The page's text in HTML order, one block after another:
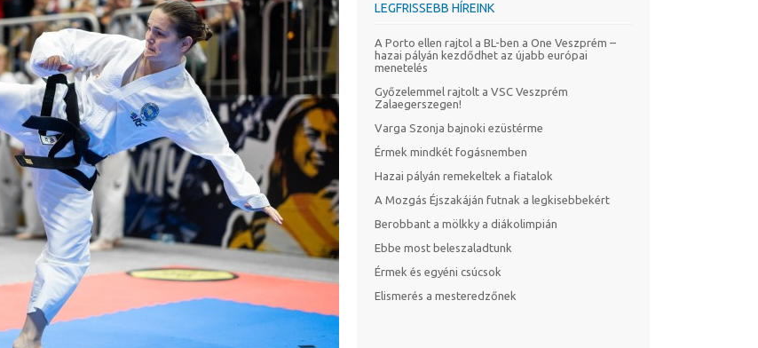
LEGFRISSEBB HÍREINK
A Porto ellen rajtol a BL-ben a One Veszprém –
hazai pályán kezdődhet az újabb európai
menetelés
Győzelemmel rajtolt a VSC Veszprém
Zalaegerszegen!
Varga Szonja bajnoki ezüstérme
Érmek mindkét fogásnemben
Hazai pályán remekeltek a fiatalok
A Mozgás Éjszakáján futnak a legkisebbekért
Berobbant a mölkky a diákolimpián
Ebbe most beleszaladtunk
Érmek és egyéni csúcsok
Elismerés a mesteredzőnek